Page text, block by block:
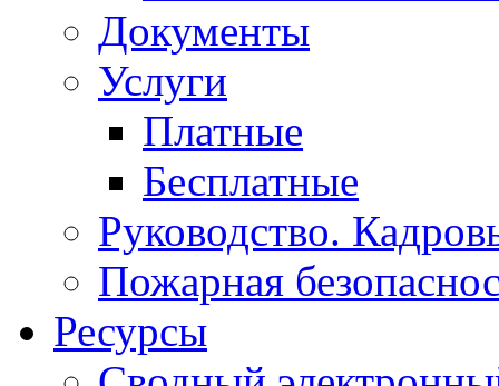
Документы
Услуги
Платные
Бесплатные
Руководство.
Пожарная
Ресурсы